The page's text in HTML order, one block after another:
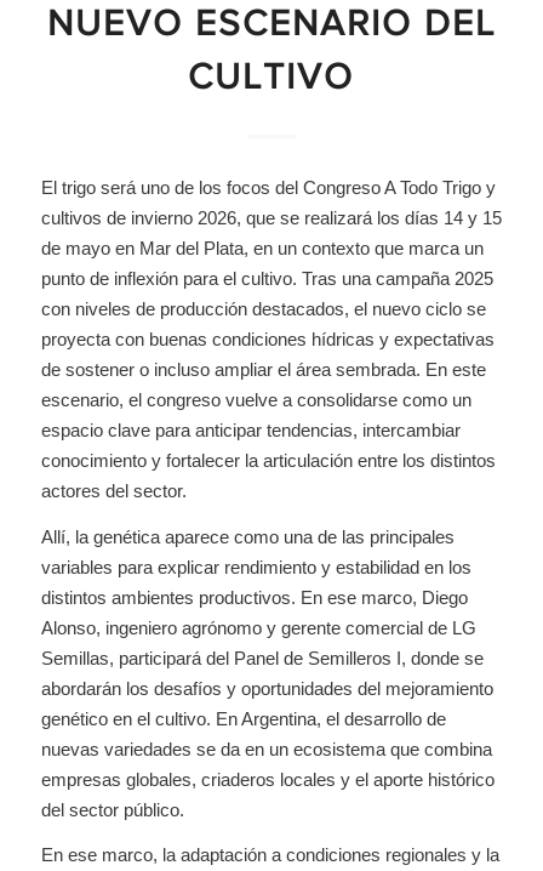
NUEVO ESCENARIO DEL
CULTIVO
El trigo será uno de los focos del Congreso A Todo Trigo y
cultivos de invierno 2026, que se realizará los días 14 y 15
de mayo en Mar del Plata, en un contexto que marca un
punto de inflexión para el cultivo. Tras una campaña 2025
con niveles de producción destacados, el nuevo ciclo se
proyecta con buenas condiciones hídricas y expectativas
de sostener o incluso ampliar el área sembrada. En este
escenario, el congreso vuelve a consolidarse como un
espacio clave para anticipar tendencias, intercambiar
conocimiento y fortalecer la articulación entre los distintos
actores del sector.
Allí, la genética aparece como una de las principales
variables para explicar rendimiento y estabilidad en los
distintos ambientes productivos. En ese marco, Diego
Alonso, ingeniero agrónomo y gerente comercial de LG
Semillas, participará del Panel de Semilleros I, donde se
abordarán los desafíos y oportunidades del mejoramiento
genético en el cultivo. En Argentina, el desarrollo de
nuevas variedades se da en un ecosistema que combina
empresas globales, criaderos locales y el aporte histórico
del sector público.
En ese marco, la adaptación a condiciones regionales y la